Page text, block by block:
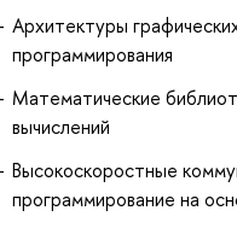
Архитектуры
программирования
Математические
вычислений
Высокоскоростные
программирование на